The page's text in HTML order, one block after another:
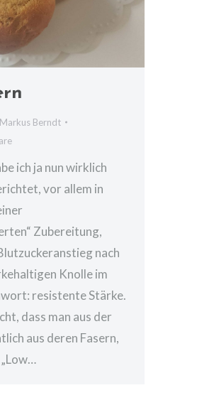
Markus Berndt
ich ja nun wirklich
vor allem in
Zubereitung,
nach
Knolle im
resistente Stärke.
dass man aus der
aus deren Fasern,